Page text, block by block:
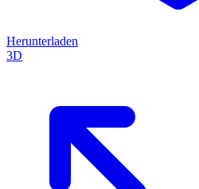
Herunterladen
3D